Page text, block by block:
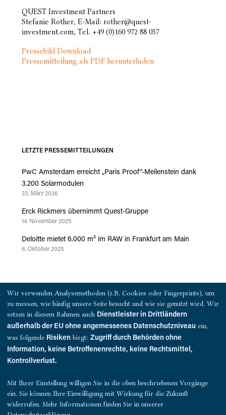
QUEST Investment Partners
Stefanie Rother, E-Mail: rother@quest-
investment.com, Tel. +49 (0)160 972 88 057
Pressebild Download
Pressemitteilung als PDF herunterladen
LETZTE PRESSEMITTEILUNGEN
PwC Amsterdam erreicht „Paris Proof“-Meilenstein dank
3.200 Solarmodulen
23. März 2026
Erck Rickmers übernimmt Quest-Gruppe
14. November 2025
Deloitte mietet 6.000 m² im RAW in Frankfurt am Main
6. Oktober 2025
QUEST Investment Partners
presse@quest-investment.com
Wir verwenden Analysemethoden (z.B. Cookies oder Fingerprints), um
zu messen, wie häufig unsere Seite besucht und wie sie genutzt wird. Wir
setzen in diesem Rahmen auch Dienstleister in Drittländern
außerhalb der EU ohne angemessenes Datenschutzniveau ein,
was folgende Risiken birgt: Zugriff durch Behörden ohne
Information, keine Betroffenenrechte, keine Rechtsmittel,
Kontrollverlust.
Mit Ihrer Einstellung willigen Sie in die oben beschriebenen Vorgänge
ein. Sie können Ihre Einwilligung mit Wirkung für die Zukunft
widerrufen. Mehr Informationen finden Sie in unserer